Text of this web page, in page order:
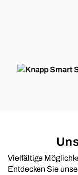
Vielfältige
Entdecken Sie